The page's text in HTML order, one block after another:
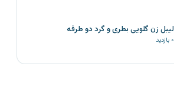
لیبل زن گلویی بطری و گرد دو طرفه
۰ بازدید